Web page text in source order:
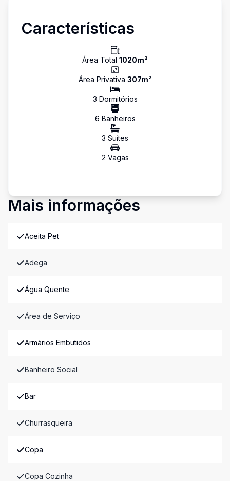
Características
Área Total 1020m²
Área Privativa 307m²
3 Dormitórios
6 Banheiros
3 Suítes
2 Vagas
Mais informações
Aceita Pet
Adega
Água Quente
Área de Serviço
Armários Embutidos
Banheiro Social
Bar
Churrasqueira
Copa
Copa Cozinha